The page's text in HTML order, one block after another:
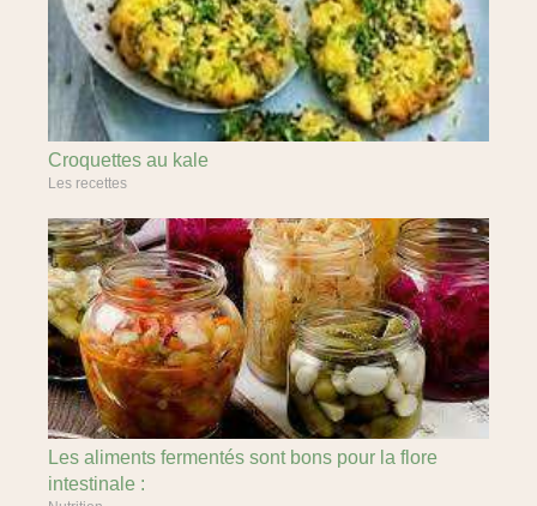
Croquettes au kale
Les recettes
Les aliments fermentés sont bons pour la flore
intestinale :